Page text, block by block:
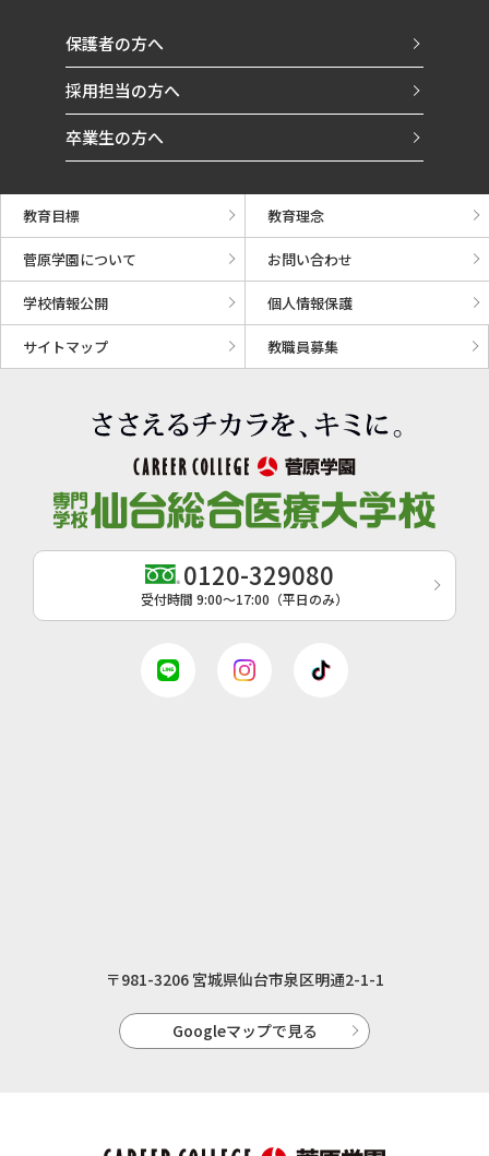
保護者の方へ
採用担当の方へ
卒業生の方へ
教育目標 教育理念
菅原学園について お問い合わせ
学校情報公開 個人情報保護
サイトマップ 教職員募集
0120-329080
受付時間 9:00〜17:00（平日のみ）
〒981-3206 宮城県仙台市泉区明通2-1-1
Googleマップで見る